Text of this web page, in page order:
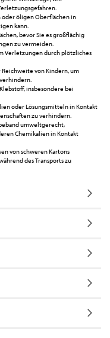
oder öligen Oberflächen in
kann.
bevor Sie es großflächig
zu vermeiden.
Verletzungen durch plötzliches
von Kindern, um
insbesondere bei
oder Lösungsmitteln in Kontakt
zu verhindern.
umweltgerecht,
Chemikalien in Kontakt
von schweren Kartons
des Transports zu